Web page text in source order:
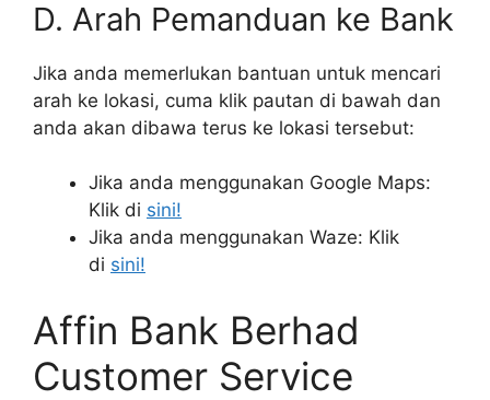
D. Arah Pemanduan ke Bank
Jika anda memerlukan bantuan untuk mencari
arah ke lokasi, cuma klik pautan di bawah dan
anda akan dibawa terus ke lokasi tersebut:
Jika anda menggunakan Google Maps:
Klik di sini!
Jika anda menggunakan Waze: Klik
di sini!
Affin Bank Berhad
Customer Service